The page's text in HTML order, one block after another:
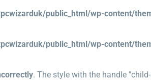
public_html/wp-content/
public_html/wp-content/
. The style with the handle